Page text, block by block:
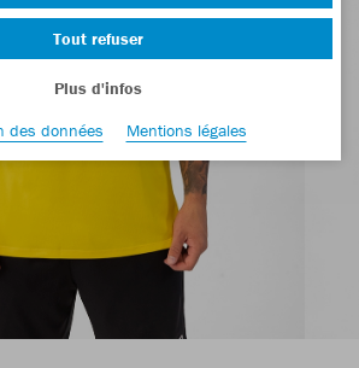
Tout refuser
Plus d'infos
des données
Mentions légales